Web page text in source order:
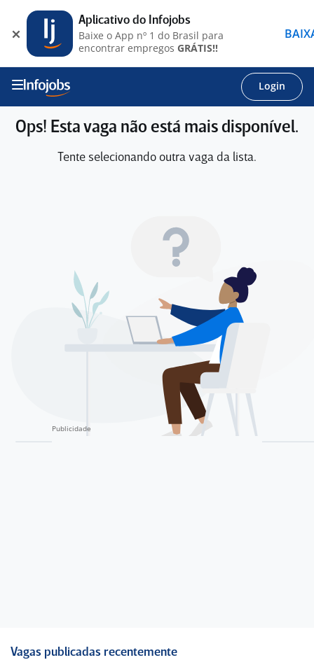
Login
Ops! Esta vaga não está mais disponível.
Tente selecionando outra vaga da lista.
Vagas publicadas recentemente
Aplicativo do Infojobs
Baixe o App nº 1 do Brasil para
encontrar empregos GRÁTIS!!